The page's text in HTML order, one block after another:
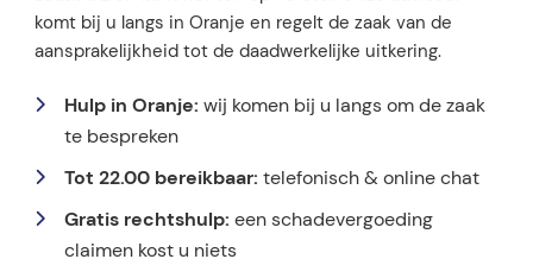
komt bij u langs in Oranje en regelt de zaak van de
aansprakelijkheid tot de daadwerkelijke uitkering.
Hulp in Oranje: wij komen bij u langs om de zaak
te bespreken
Tot 22.00 bereikbaar: telefonisch & online chat
Gratis rechtshulp: een schadevergoeding
claimen kost u niets